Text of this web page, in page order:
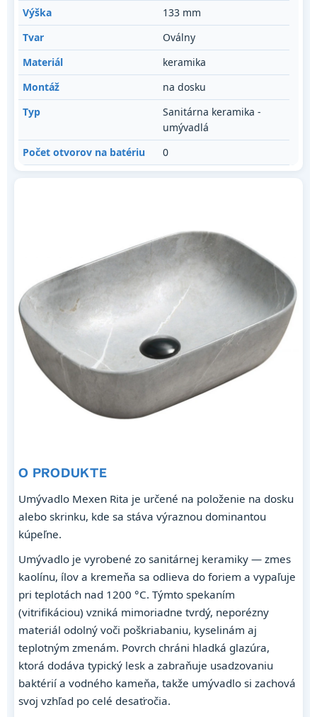
Výška
133 mm
Tvar
Oválny
Materiál
keramika
Montáž
na dosku
Typ
Sanitárna keramika -
umývadlá
Počet otvorov na batériu
0
O PRODUKTE
Umývadlo Mexen Rita je určené na položenie na dosku
alebo skrinku, kde sa stáva výraznou dominantou
kúpeľne.
Umývadlo je vyrobené zo sanitárnej keramiky — zmes
kaolínu, ílov a kremeňa sa odlieva do foriem a vypaľuje
pri teplotách nad 1200 °C. Týmto spekaním
(vitrifikáciou) vzniká mimoriadne tvrdý, neporézny
materiál odolný voči poškriabaniu, kyselinám aj
teplotným zmenám. Povrch chráni hladká glazúra,
ktorá dodáva typický lesk a zabraňuje usadzovaniu
baktérií a vodného kameňa, takže umývadlo si zachová
svoj vzhľad po celé desaťročia.